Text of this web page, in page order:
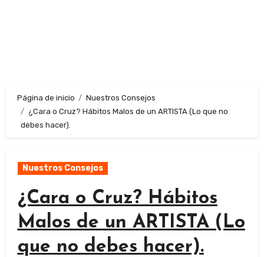
Página de inicio
Nuestros Consejos
¿Cara o Cruz? Hábitos Malos de un ARTISTA (Lo que no
debes hacer).
Nuestros Consejos
¿Cara o Cruz? Hábitos
Malos de un ARTISTA (Lo
que no debes hacer).